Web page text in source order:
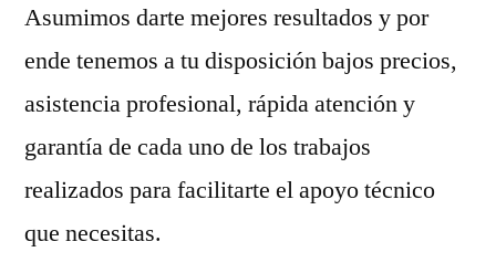
Asumimos darte mejores resultados y por
ende tenemos a tu disposición bajos precios,
asistencia profesional, rápida atención y
garantía de cada uno de los trabajos
realizados para facilitarte el apoyo técnico
que necesitas.